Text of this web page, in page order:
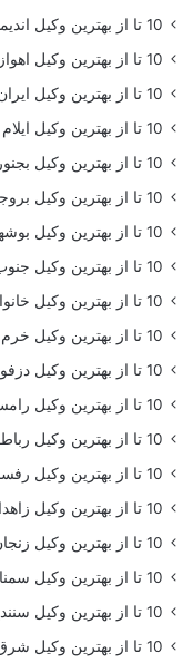
10 تا از بهترین وکیل اندیمشک 🥇【آپدیت جدید】
10 تا از بهترین وکیل اهواز 🥇【آپدیت جدید】⚖️
10 تا از بهترین وکیل ایران🥇【آپدیت جدید】
10 تا از بهترین وکیل ایلام 🥇【آپدیت جدید】
10 تا از بهترین وکیل بجنورد 🥇【آپدیت جدید】
10 تا از بهترین وکیل بروجرد 🥇【آپدیت جدید】
10 تا از بهترین وکیل بوشهر 🥇【آپدیت جدید】
10 تا از بهترین وکیل جنوب تهران 🥇【آپدیت جدید】
10 تا از بهترین وکیل خانواده کرج 🥇【آپدیت جدید】⚖️
10 تا از بهترین وکیل خرم آباد 🥇【آپدیت جدید】
10 تا از بهترین وکیل دزفول 🥇【آپدیت جدید】
10 تا از بهترین وکیل رامسر 🥇【آپدیت جدید】
10 تا از بهترین وکیل رباط کریم 🥇【آپدیت جدید】
10 تا از بهترین وکیل رفسنجان 🥇【آپدیت جدید】
10 تا از بهترین وکیل زاهدان 🥇【آپدیت جدید】
10 تا از بهترین وکیل زنجان 🥇【آپدیت جدید】
10 تا از بهترین وکیل سمنان 🥇【آپدیت جدید】
10 تا از بهترین وکیل سنندج 🥇【آپدیت جدید】
10 تا از بهترین وکیل شرق تهران 🥇【آپدیت جدید】